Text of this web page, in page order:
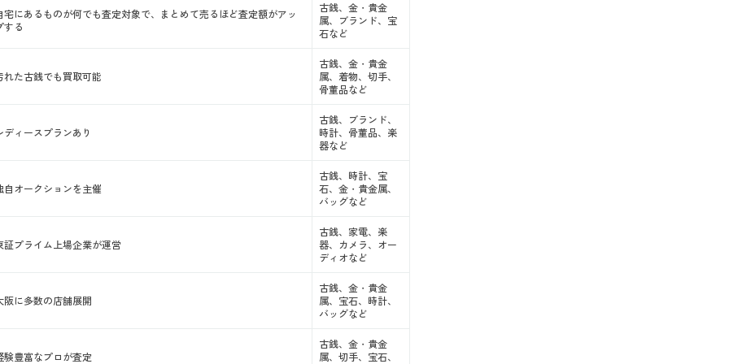
宅にあるものが何でも査定対象で、まとめて売るほど査定額がアッ
する
古銭、金・貴金
属、ブランド、宝
石など
れた古銭でも買取可能
古銭、金・貴金
属、着物、切手、
骨董品など
ディースプランあり
古銭、ブランド、
時計、骨董品、楽
器など
自オークションを主催
古銭、時計、宝
石、金・貴金属、
バッグなど
証プライム上場企業が運営
古銭、家電、楽
器、カメラ、オー
ディオなど
阪に多数の店舗展開
古銭、金・貴金
属、宝石、時計、
バッグなど
験豊富なプロが査定
古銭、金・貴金
属、切手、宝石、